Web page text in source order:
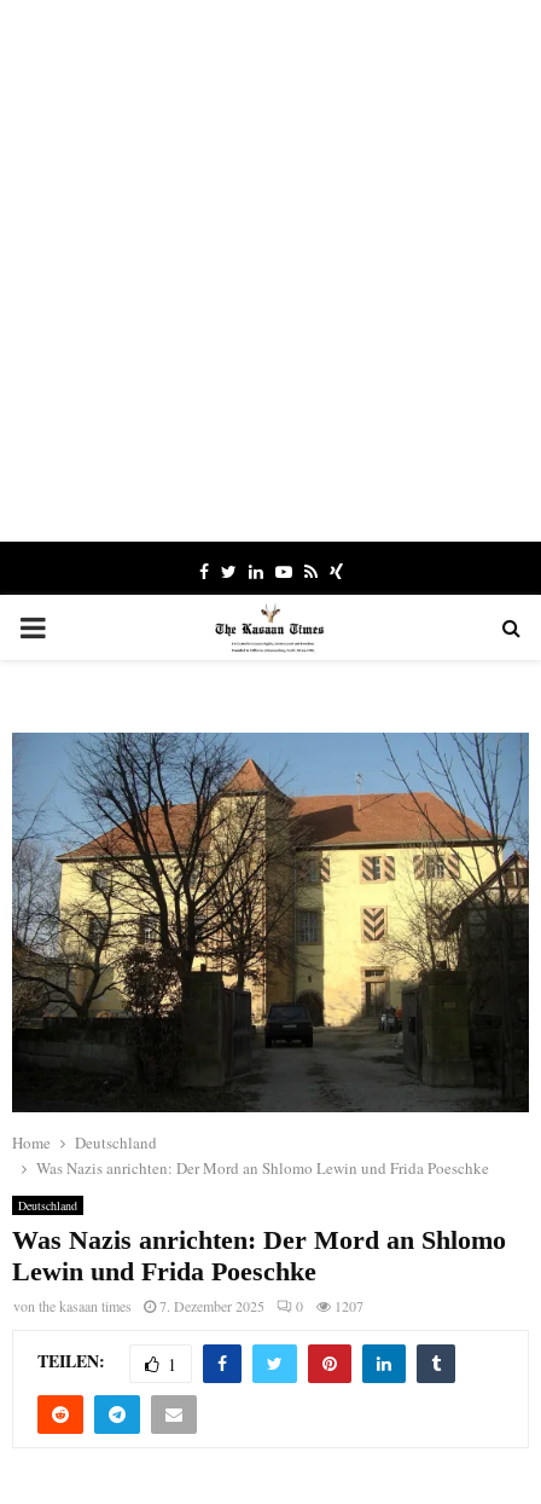
Facebook
TwitterLinkedinYoutube
RssXing
PRIMARY
Home
Deutschland
Was Nazis anrichten: Der Mord an Shlomo Lewin und Frida Poeschke
Deutschland
Was Nazis anrichten: Der Mord an Shlomo
Lewin und Frida Poeschke
von the kasaan times 7. Dezember 2025 0 1207
TEILEN: 1